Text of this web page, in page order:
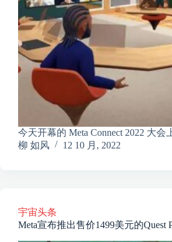
今天开幕的 Meta Connect 2022 大
柳 如风
12 10 月, 2022
宇宙头条
Meta宣布推出售价1499美元的Quest